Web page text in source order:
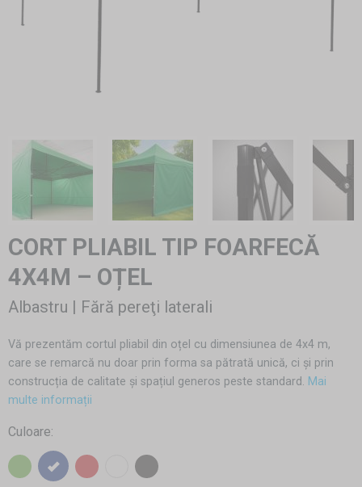
CORT PLIABIL TIP FOARFECĂ
4X4M – OȚEL
Albastru | Fără pereţi laterali
Vă prezentăm cortul pliabil din oțel cu dimensiunea de 4x4 m,
care se remarcă nu doar prin forma sa pătrată unică, ci și prin
construcția de calitate și spațiul generos peste standard. Mai
multe informații
Culoare: